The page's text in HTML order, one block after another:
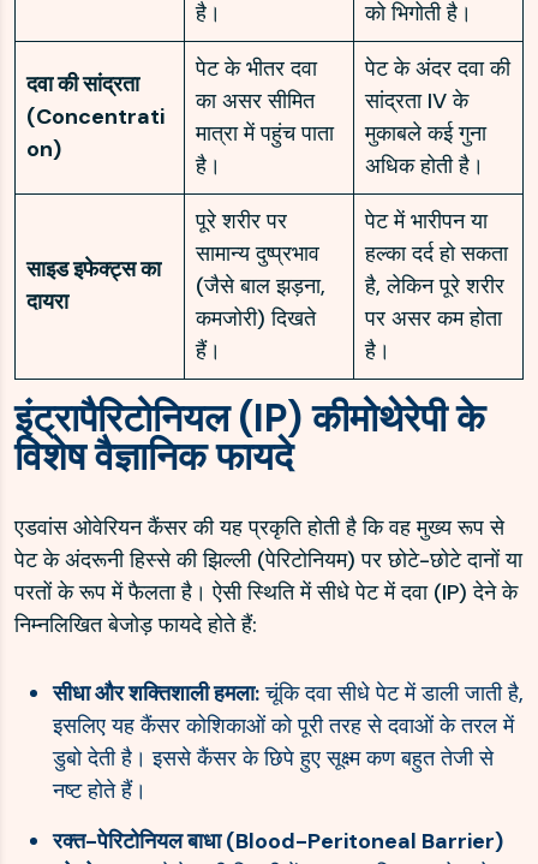
है।
को भिगोती है।
दवा की सांद्रता
(Concentrati
on)
पेट के भीतर दवा
का असर सीमित
मात्रा में पहुंच पाता
है।
पेट के अंदर दवा की
सांद्रता IV के
मुकाबले कई गुना
अधिक होती है।
साइड इफेक्ट्स का
दायरा
पूरे शरीर पर
सामान्य दुष्प्रभाव
(जैसे बाल झड़ना,
कमजोरी) दिखते
हैं।
पेट में भारीपन या
हल्का दर्द हो सकता
है, लेकिन पूरे शरीर
पर असर कम होता
है।
इंट्रापैरिटोनियल (IP) कीमोथेरेपी के
विशेष वैज्ञानिक फायदे
एडवांस ओवेरियन कैंसर की यह प्रकृति होती है कि वह मुख्य रूप से
पेट के अंदरूनी हिस्से की झिल्ली (पेरिटोनियम) पर छोटे-छोटे दानों या
परतों के रूप में फैलता है। ऐसी स्थिति में सीधे पेट में दवा (IP) देने के
निम्नलिखित बेजोड़ फायदे होते हैं:
सीधा और शक्तिशाली हमला:चूंकि दवा सीधे पेट में डाली जाती है,
इसलिए यह कैंसर कोशिकाओं को पूरी तरह से दवाओं के तरल में
डुबो देती है। इससे कैंसर के छिपे हुए सूक्ष्म कण बहुत तेजी से
नष्ट होते हैं।
रक्त-पेरिटोनियल बाधा (Blood-Peritoneal Barrier)